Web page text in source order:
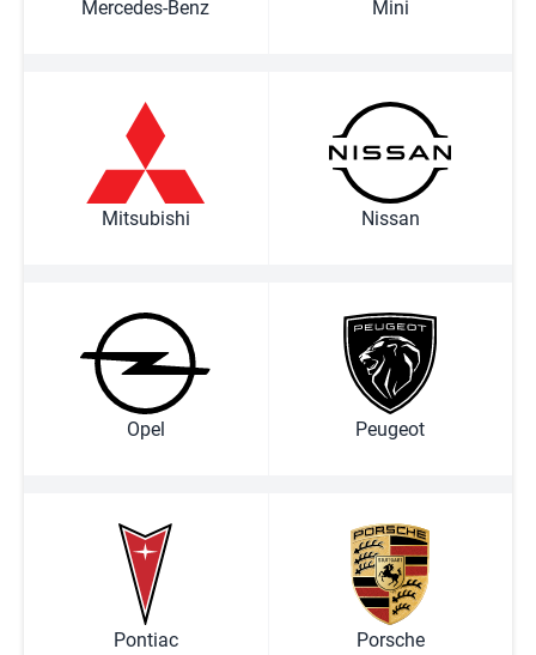
Mercedes-Benz Mini
Mitsubishi Nissan
Opel Peugeot
Pontiac Porsche